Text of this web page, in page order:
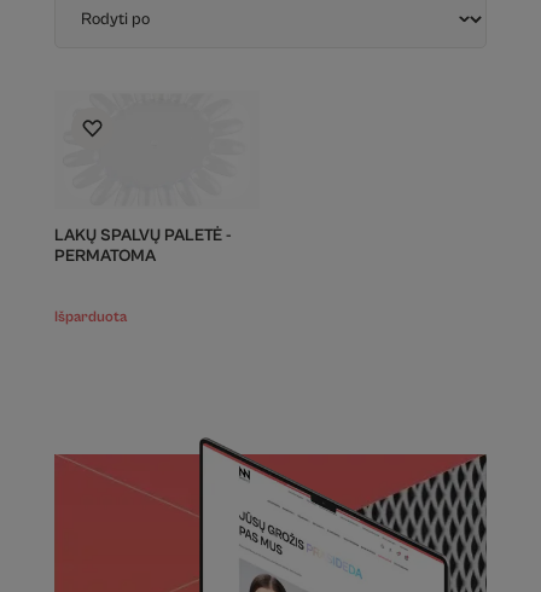
LAKŲ SPALVŲ PALETĖ -
PERMATOMA
Išparduota